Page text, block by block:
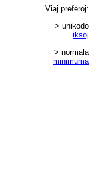
Viaj preferoj:
> unikodo
iksoj
> normala
minimuma